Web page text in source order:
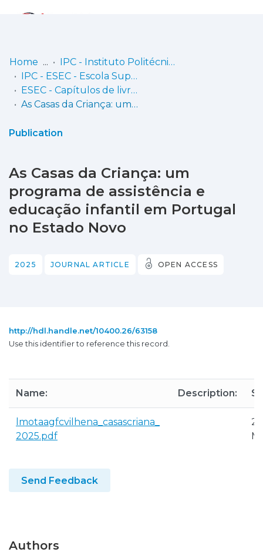
Communities
& Collections
Statistics
Home
IPC - Instituto Politécnico de Coimbra
IPC - ESEC - Escola Superior de Educação de Coimbra
ESEC - Capítulos de livros
As Casas da Criança: um programa de assistência e educação infantil em Portugal no Estado Novo
Publication
As Casas da Criança: um
programa de assistência e
educação infantil em Portugal
no Estado Novo
2025 JOURNAL ARTICLE OPEN ACCESS
http://hdl.handle.net/10400.26/63158
Use this identifier to reference this record.
Name: Description:
lmotaagfcvilhena_casascriana_
2025.pdf
Send Feedback
Authors